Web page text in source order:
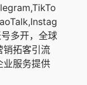
多开，全球
销拓客引流
业服务提供